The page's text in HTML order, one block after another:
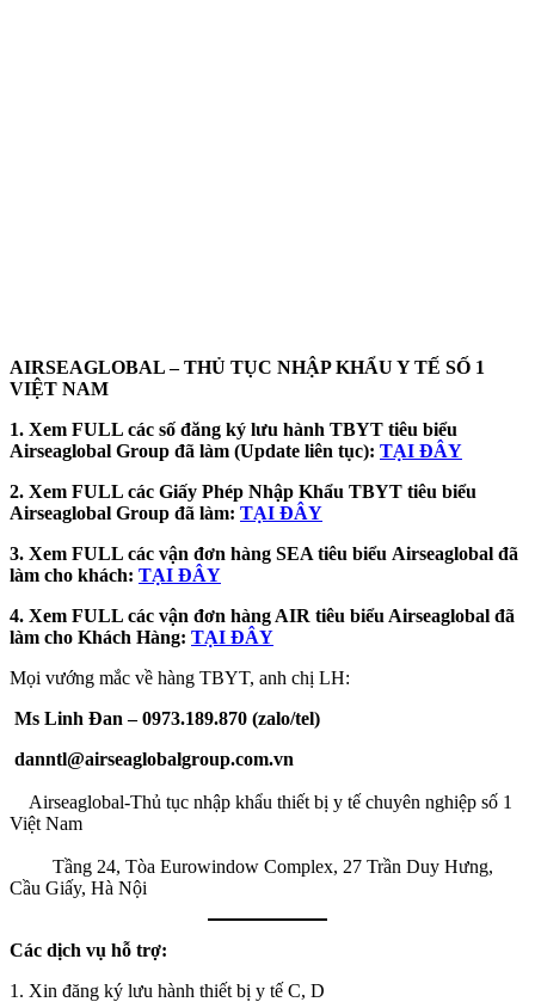
AIRSEAGLOBAL – THỦ TỤC NHẬP KHẨU Y TẾ SỐ 1
VIỆT NAM
1. Xem FULL các số đăng ký lưu hành TBYT tiêu biểu
Airseaglobal Group đã làm (Update liên tục): TẠI ĐÂY
2. Xem FULL các Giấy Phép Nhập Khẩu TBYT tiêu biểu
Airseaglobal Group đã làm: TẠI ĐÂY
3. Xem FULL các vận đơn hàng SEA tiêu biểu Airseaglobal đã
làm cho khách: TẠI ĐÂY
4. Xem FULL các vận đơn hàng AIR tiêu biểu Airseaglobal đã
làm cho Khách Hàng: TẠI ĐÂY
Mọi vướng mắc về hàng TBYT, anh chị LH:
Ms Linh Đan – 0973.189.870 (zalo/tel)
danntl@airseaglobalgroup.com.vn
Airseaglobal-Thủ tục nhập khẩu thiết bị y tế chuyên nghiệp số 1
Việt Nam
Tầng 24, Tòa Eurowindow Complex, 27 Trần Duy Hưng,
Cầu Giấy, Hà Nội
Các dịch vụ hỗ trợ:
1. Xin đăng ký lưu hành thiết bị y tế C, D